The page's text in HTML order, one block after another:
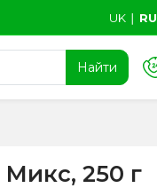
UK ∣ RU
Найти
250 г